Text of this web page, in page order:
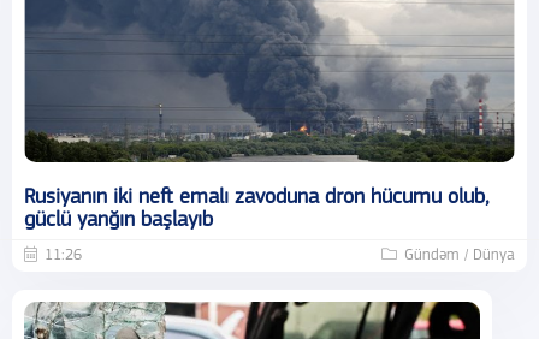
Rusiyanın iki neft emalı zavoduna dron hücumu olub,
güclü yanğın başlayıb
11:26 Gündəm / Dünya